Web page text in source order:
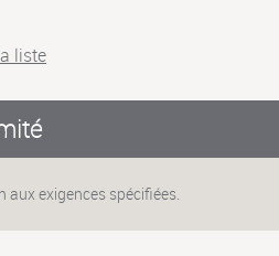
liste
aux exigences spécifiées.